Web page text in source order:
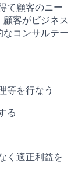
て顧客のニー
客がビジネス
コンサルテー
等を行なう
る
く適正利益を